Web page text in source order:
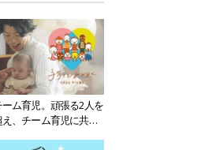
ム育児。頑張る2人を
、チーム育児に共感